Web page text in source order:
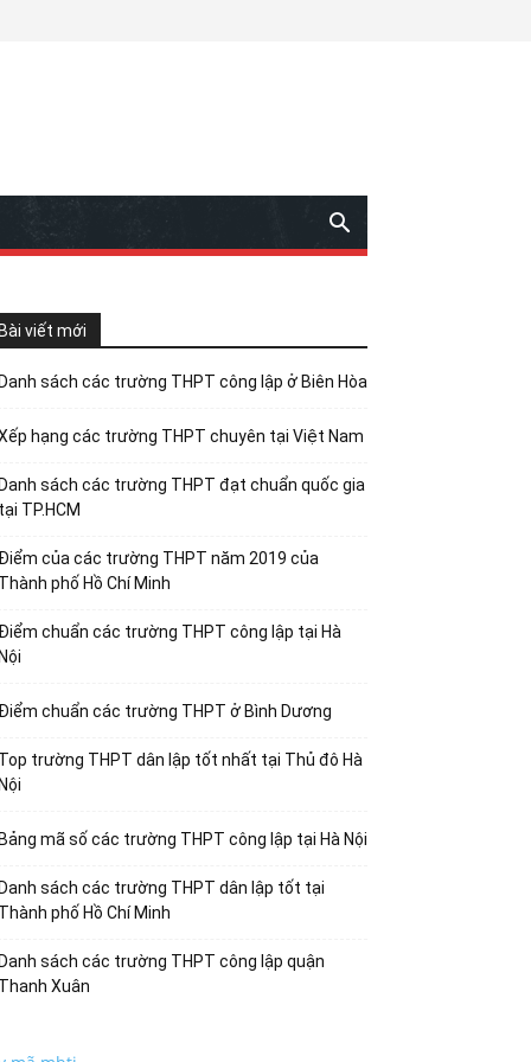
Bài viết mới
Danh sách các trường THPT công lập ở Biên Hòa
hạng các trường THPT chuyên tại Việt Nam
Danh sách các trường THPT đạt chuẩn quốc gia
tại TP.HCM
Điểm của các trường THPT năm 2019 của
Thành phố Hồ Chí Minh
Điểm chuẩn các trường THPT công lập tại Hà
Nội
Điểm chuẩn các trường THPT ở Bình Dương
Top trường THPT dân lập tốt nhất tại Thủ đô Hà
Nội
Bảng mã số các trường THPT công lập tại Hà Nội
Danh sách các trường THPT dân lập tốt tại
Thành phố Hồ Chí Minh
Danh sách các trường THPT công lập quận
Thanh Xuân